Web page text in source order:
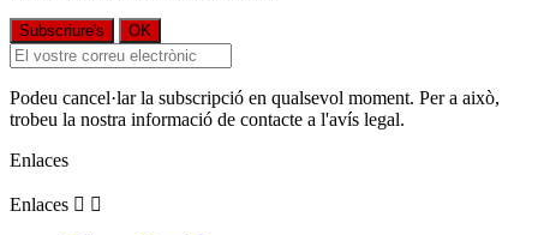
Podeu cancel·lar la subscripció en qualsevol moment. Per a això,
trobeu la nostra informació de contacte a l'avís legal.
Enlaces
Enlaces  